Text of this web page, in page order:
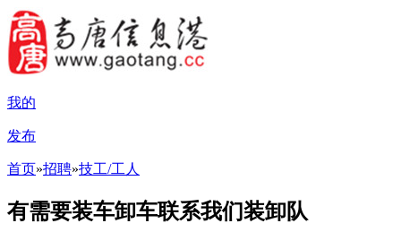
我的
发布
首页»招聘»技工/工人
有需要装车卸车联系我们装卸队